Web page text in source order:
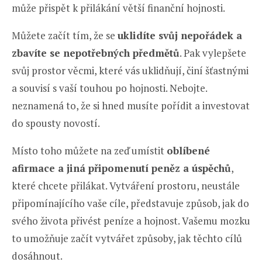
může přispět k přilákání větší finanční hojnosti.
Můžete začít tím, že se uklidíte svůj nepořádek a
zbavíte se nepotřebných předmětů. Pak vylepšete
svůj prostor věcmi, které vás uklidňují, činí šťastnými
a souvisí s vaší touhou po hojnosti. Nebojte.
neznamená to, že si hned musíte pořídit a investovat
do spousty novostí.
Místo toho můžete na zeď umístit oblíbené
afirmace a jiná připomenutí peněz a úspěchů,
které chcete přilákat. Vytváření prostoru, neustále
připomínajícího vaše cíle, představuje způsob, jak do
svého života přivést peníze a hojnost. Vašemu mozku
to umožňuje začít vytvářet způsoby, jak těchto cílů
dosáhnout.